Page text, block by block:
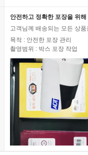
안전하고 정확한 포장을 위
고객님께 배송되는 모든 상
목적 : 안전한 포장 관리
촬영범위 : 박스 포장 작업